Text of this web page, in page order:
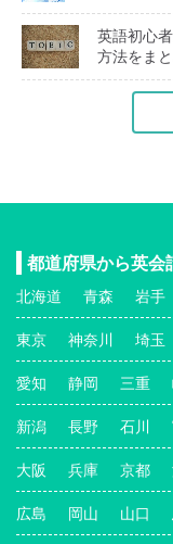
英語初心
方法をまと
都道府県から英会
北海道 青森 岩手
東京 神奈川 埼玉
愛知 静岡 三重
新潟 長野 石川
大阪 兵庫 京都
広島 岡山 山口